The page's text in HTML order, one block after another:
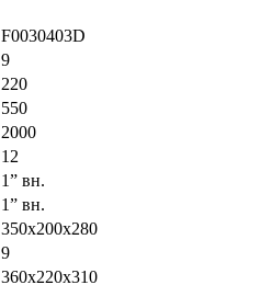
F0030403D
9
220
550
2000
12
1” вн.
1” вн.
350x200x280
9
360x220x310